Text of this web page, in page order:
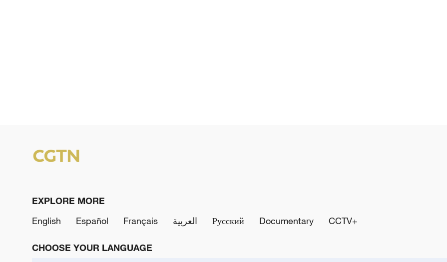
EXPLORE MORE
English
Español Français العربية Русский Documentary CCTV+
CHOOSE YOUR LANGUAGE